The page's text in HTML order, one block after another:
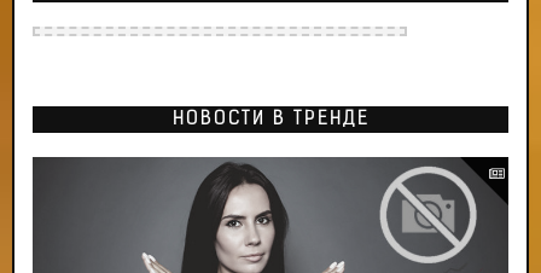
НОВОСТИ В ТРЕНДЕ